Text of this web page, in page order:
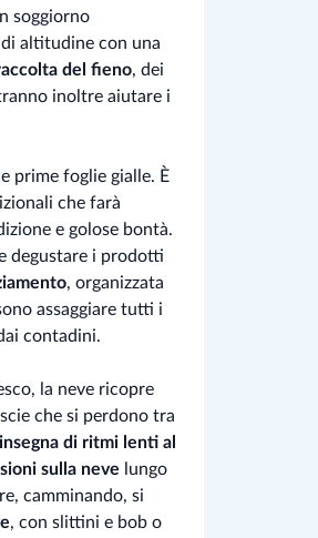
soggiorno
altitudine con una
del fieno, dei
inoltre aiutare i
prime foglie gialle. È
che farà
e golose bontà.
degustare i prodotti
, organizzata
assaggiare tutti i
contadini.
la neve ricopre
che si perdono tra
di ritmi lenti al
sulla neve lungo
camminando, si
, con slittini e bob o